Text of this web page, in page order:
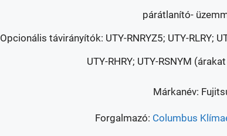
párátlanító-
Opcionális távirányítók: UTY-RNRYZ5; UTY-RLRY;
UTY-RHRY; UTY-RSNYM
Márkanév:
Forgalmazó: Columbus